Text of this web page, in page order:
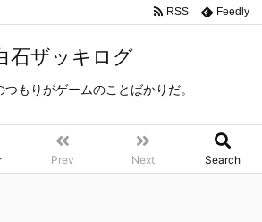
石ザッキログ
もりがゲームのことばかりだ。
Prev Next Search
RSS Feedly